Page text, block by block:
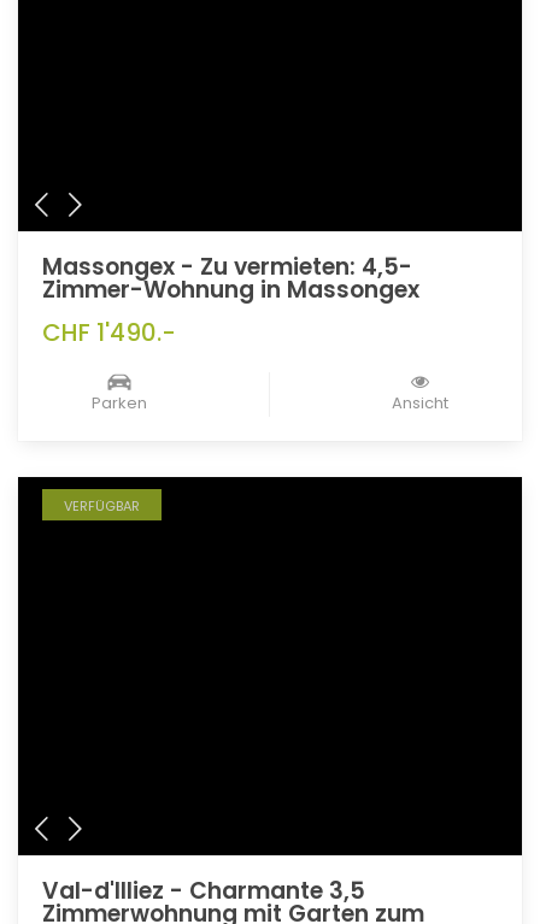
Massongex - Zu vermieten: 4,5-
Zimmer-Wohnung in Massongex
CHF 1'490.-
Parken Ansicht
VERFÜGBAR
Val-d'Illiez - Charmante 3,5
Zimmerwohnung mit Garten zum